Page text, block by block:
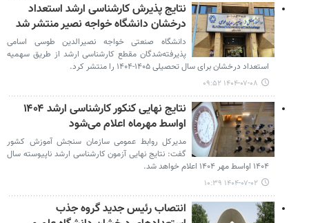
نتایج پذیرش کارشناسی ارشد استعداد
درخشان دانشگاه خواجه نصیر منتشر شد
دانشگاه صنعتی خواجه نصیرالدین طوسی اسامی
پذیرفته‌شدگان مقطع کارشناسی ارشد از طریق سهمیه
استعداد درخشان برای سال تحصیلی ۱۴۰۵-۱۴۰۴ را منتشر کرد.
۱۴۰۴-۰۷-۰۸ ۰۹:۵۲
نتایج نهایی کنکور کارشناسی ارشد ۱۴۰۴
اواسط مهرماه اعلام می‌شود
مدیرکل روابط عمومی سازمان سنجش آموزش کشور
گفت: نتایج نهایی آزمون کارشناسی ارشد ناپیوسته سال
۱۴۰۴ اواسط مهر ۱۴۰۴ اعلام خواهد شد.
۱۴۰۴-۰۷-۰۲ ۱۰:۳۹
انتصاب رئیس جدید گروه جذب